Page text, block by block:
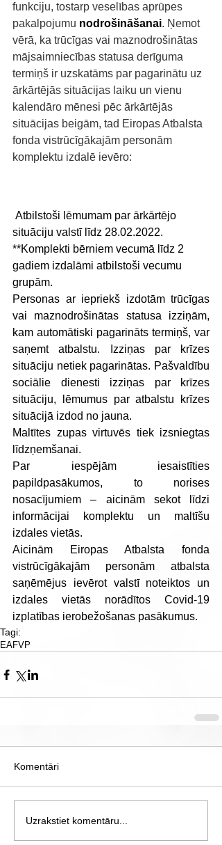
funkciju, tostarp veselības aprūpes
pakalpojumu nodrošināšanai. Ņemot
vērā, ka trūcīgas vai maznodrošinātas
mājsaimniecības statusa derīguma
termiņš ir uzskatāms par pagarinātu uz
ārkārtējās situācijas laiku un vienu
kalendāro mēnesi pēc ārkārtējās
situācijas beigām, tad Eiropas Atbalsta
fonda vistrūcīgākajām personām
komplektu izdalē ievēro:
Atbilstoši lēmumam par ārkārtējo
situāciju valstī līdz 28.02.2022.
**Komplekti bērniem vecumā līdz 2
gadiem izdalāmi atbilstoši vecumu
grupām.
Personas ar iepriekš izdotām trūcīgas
vai maznodrošinātas statusa izziņām,
kam automātiski pagarināts termiņš, var
saņemt atbalstu. Izziņas par krīzes
situāciju netiek pagarinātas. Pašvaldību
sociālie dienesti izziņas par krīzes
situāciju, lēmumus par atbalstu krīzes
situācijā izdod no jauna.
Maltītes zupas virtuvēs tiek izsniegtas
līdzņemšanai.
Par iespējām iesaistīties
papildpasākumos, to norises
nosacījumiem – aicinām sekot līdzi
informācijai komplektu un maltīšu
izdales vietās.
Aicinām Eiropas Atbalsta fonda
vistrūcīgākajām personām atbalsta
saņēmējus ievērot valstī noteiktos un
izdales vietās norādītos Covid-19
izplatības ierobežošanas pasākumus.
Tagi:
EAFVP
Komentāri
Uzrakstiet komentāru...